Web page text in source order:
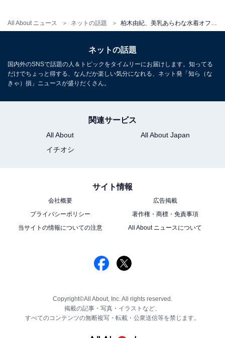
All About ニュース ネットの話題
ネットの話題
国内外のSNSで話題の人＆トピックをタイムリーにお届けします。知ってる
だけでちょっと得する、なんだか楽しい気分になれる、ネット発「知ら（な
きゃ）損」ニュースが盛りだくさん。
関連サービス
All About
All About Japan
イチオシ
サイト情報
会社概要
広告掲載
プライバシーポリシー
著作権・商標・免責事項
当サイトの情報についての注意
All About ニュースについて
Copyright©All About, Inc. All rights reserved.
掲載の記事・写真・イラストなど、
すべてのコンテンツの無断複写・転載・公衆送信等を禁じます。